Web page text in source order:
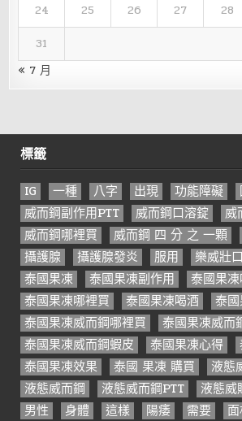
24
25 26 27 28
31
« 7 月
標籤
IG 一種 八字 出現 功能障礙
威而鋼副作用PTT
威而鋼口溶錠
威
威而鋼哪裡買
威而鋼 四 分 之 一顆
攝護腺
攝護腺發炎 服用 樂威壯
泰國果凍
泰國果凍副作用
泰國果
泰國果凍哪裡買
泰國果凍喝酒
泰
泰國果凍威而鋼哪裡買
泰國果凍威而
泰國果凍威而鋼蝦皮
泰國果凍心得
泰國果凍效果
泰國 果凍 購買
液態
液態威而鋼
液態威而鋼PTT 液態威
男性
身體 這樣 陽痿 需要